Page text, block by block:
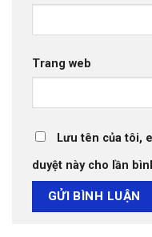
Trang web
Lưu tên của tôi,
duyệt này cho lần